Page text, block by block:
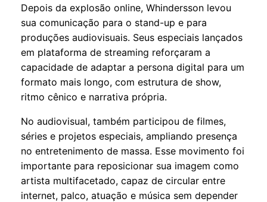
Depois da explosão online, Whindersson levou
sua comunicação para o stand-up e para
produções audiovisuais. Seus especiais lançados
em plataforma de streaming reforçaram a
capacidade de adaptar a persona digital para um
formato mais longo, com estrutura de show,
ritmo cênico e narrativa própria.
No audiovisual, também participou de filmes,
séries e projetos especiais, ampliando presença
no entretenimento de massa. Esse movimento foi
importante para reposicionar sua imagem como
artista multifacetado, capaz de circular entre
internet, palco, atuação e música sem depender